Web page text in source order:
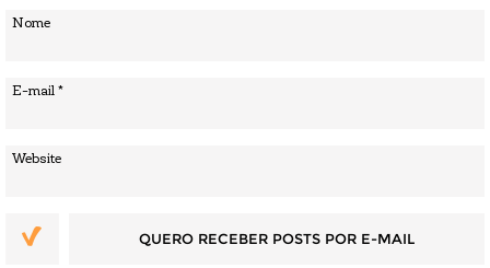
QUERO RECEBER POSTS POR E-MAIL